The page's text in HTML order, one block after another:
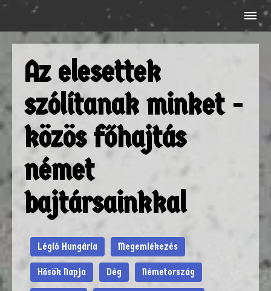
Az elesettek
szólítanak minket -
közös főhajtás
német
bajtársainkkal
Légió Hungária Megemlékezés
Hősök Napja Dég Németország